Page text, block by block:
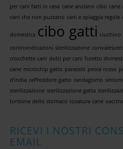
per cani fatti in casa cane anziano cibo cane
cani che non puzzano cani e spiaggia regole
domestica cibo gatti ciuchino
controindicazioni sterilizzazione
crocchette cani dolci per cani furetto
cane microchip gatto parassiti pesce rosso
d'india raffreddore gatto randagismo
sterilizzazione sterilizzazione gatta
torsione dello stomaco tosatura cane
RICEVI I NOSTRI
EMAIL